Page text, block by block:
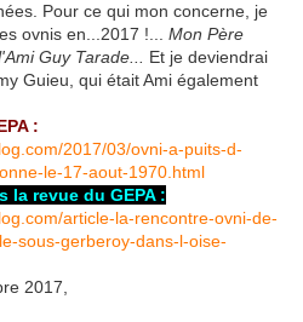
Pour ce qui mon concerne, je
ovnis en...2017 !... Mon Père
Guy Tarade... Et je deviendrai
Guieu, qui était Ami également
:
2017/03/ovni-a-puits-d-
le-17-aout-1970.html
la revue du GEPA :
article-la-rencontre-ovni-de-
sous-gerberoy-dans-l-oise-
2017,